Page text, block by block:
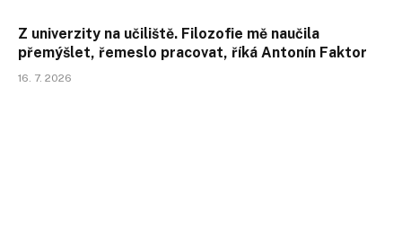
Z univerzity na učiliště. Filozofie mě naučila
přemýšlet, řemeslo pracovat, říká Antonín Faktor
16. 7. 2026